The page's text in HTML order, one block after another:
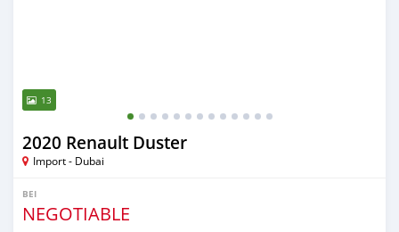
13
2020 Renault Duster
Import - Dubai
BEI
NEGOTIABLE